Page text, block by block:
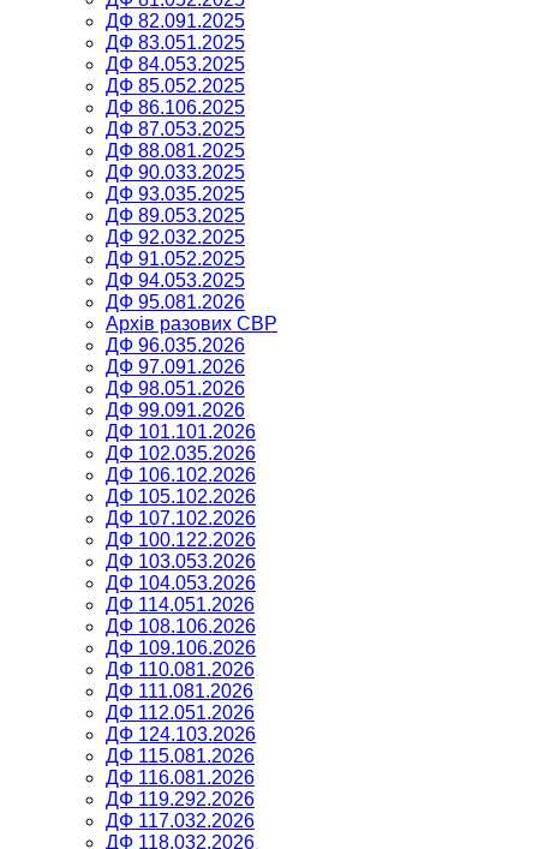
ДФ 82.091.2025
ДФ 83.051.2025
ДФ 84.053.2025
ДФ 85.052.2025
ДФ 86.106.2025
ДФ 87.053.2025
ДФ 88.081.2025
ДФ 90.033.2025
ДФ 93.035.2025
ДФ 89.053.2025
ДФ 92.032.2025
ДФ 91.052.2025
ДФ 94.053.2025
ДФ 95.081.2026
Архів разових СВР
ДФ 96.035.2026
ДФ 97.091.2026
ДФ 98.051.2026
ДФ 99.091.2026
ДФ 101.101.2026
ДФ 102.035.2026
ДФ 106.102.2026
ДФ 105.102.2026
ДФ 107.102.2026
ДФ 100.122.2026
ДФ 103.053.2026
ДФ 104.053.2026
ДФ 114.051.2026
ДФ 108.106.2026
ДФ 109.106.2026
ДФ 110.081.2026
ДФ 111.081.2026
ДФ 112.051.2026
ДФ 124.103.2026
ДФ 115.081.2026
ДФ 116.081.2026
ДФ 119.292.2026
ДФ 117.032.2026
ДФ 118.032.2026